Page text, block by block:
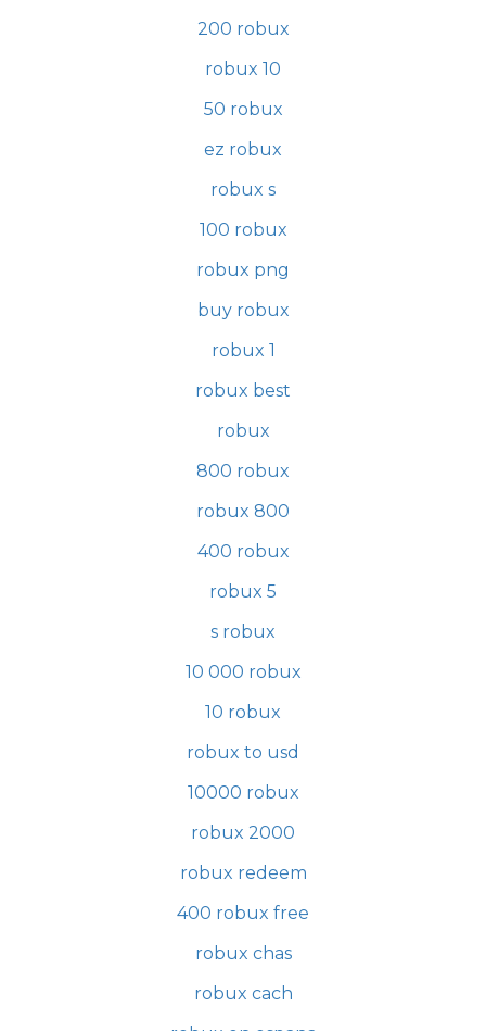
200 robux
robux 10
50 robux
ez robux
robux s
100 robux
robux png
buy robux
robux 1
robux best
robux
800 robux
robux 800
400 robux
robux 5
s robux
10 000 robux
10 robux
robux to usd
10000 robux
robux 2000
robux redeem
400 robux free
robux chas
robux cach